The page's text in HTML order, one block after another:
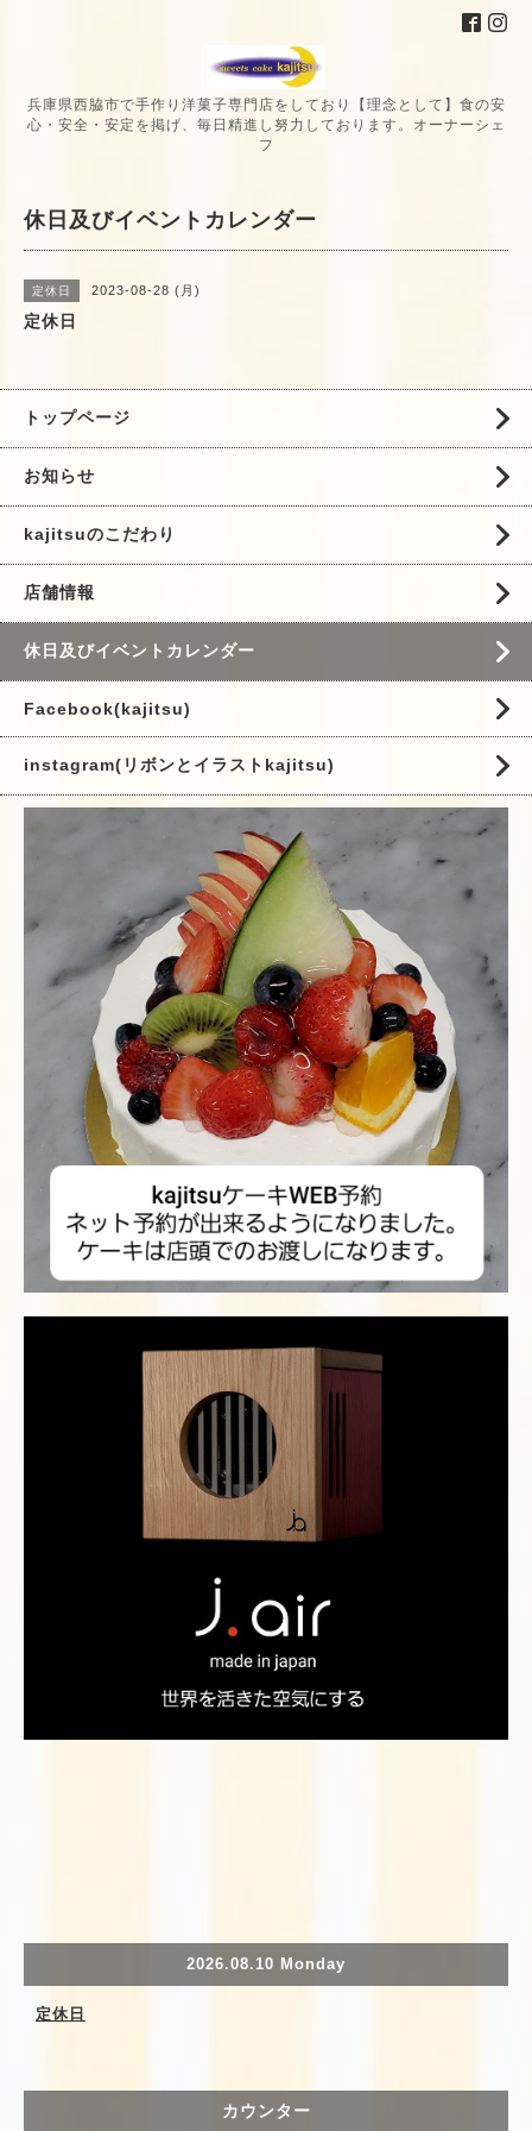
兵庫県西脇市で手作り洋菓子専門店をしており【理念として】食の安
心・安全・安定を掲げ、毎日精進し努力しております。オーナーシェ
フ
休日及びイベントカレンダー
定休日 2023-08-28 (月)
定休日
トップページ
お知らせ
kajitsuのこだわり
店舗情報
休日及びイベントカレンダー
Facebook(kajitsu)
instagram(リボンとイラストkajitsu)
2026.08.10 Monday
定休日
カウンター